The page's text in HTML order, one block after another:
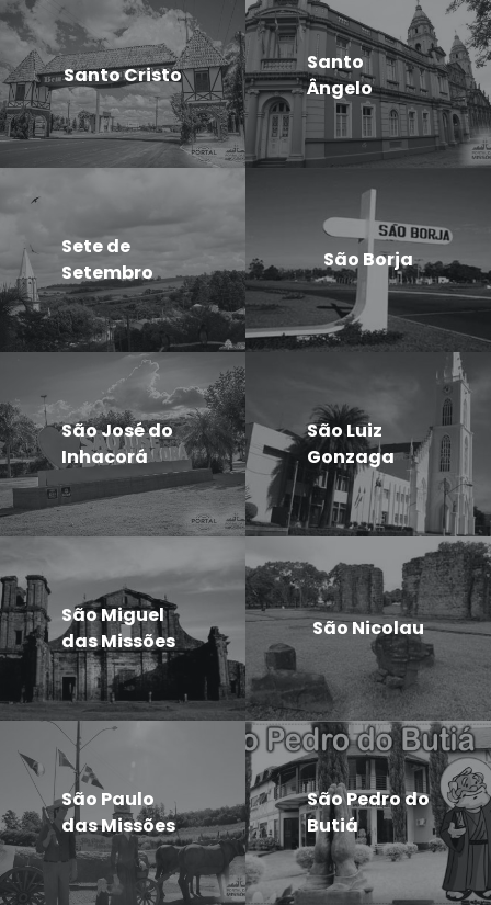
Santo Cristo
Santo
Ângelo
Sete de
Setembro
São Borja
São José do
Inhacorá
São Luiz
Gonzaga
São Miguel
das Missões
São Nicolau
São Paulo
das Missões
São Pedro do
Butiá